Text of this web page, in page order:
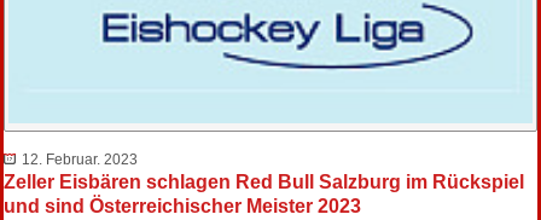
12. Februar. 2023
Zeller Eisbären schlagen Red Bull Salzburg im Rückspiel
und sind Österreichischer Meister 2023